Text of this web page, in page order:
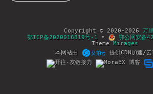
Copyright © 2020-2026 万
鄂ICP备2020016819号-1 •
鄂公网安备
Theme Mirages
本网站由
提供CDN加速/云